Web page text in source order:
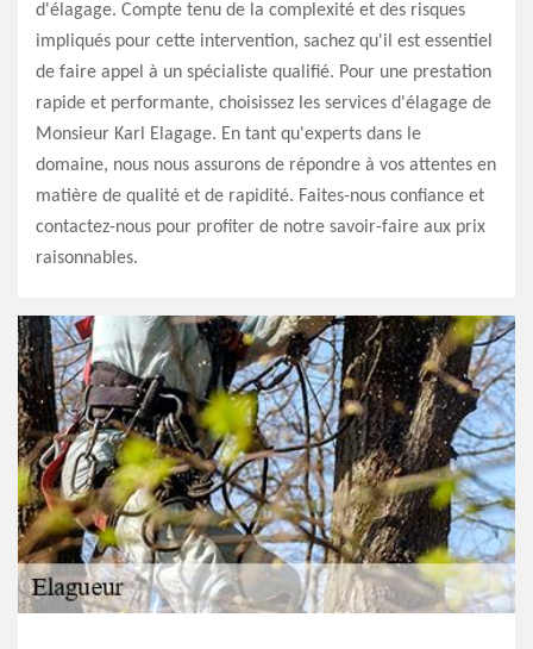
d'élagage. Compte tenu de la complexité et des risques
impliqués pour cette intervention, sachez qu'il est essentiel
de faire appel à un spécialiste qualifié. Pour une prestation
rapide et performante, choisissez les services d'élagage de
Monsieur Karl Elagage. En tant qu'experts dans le
domaine, nous nous assurons de répondre à vos attentes en
matière de qualité et de rapidité. Faites-nous confiance et
contactez-nous pour profiter de notre savoir-faire aux prix
raisonnables.